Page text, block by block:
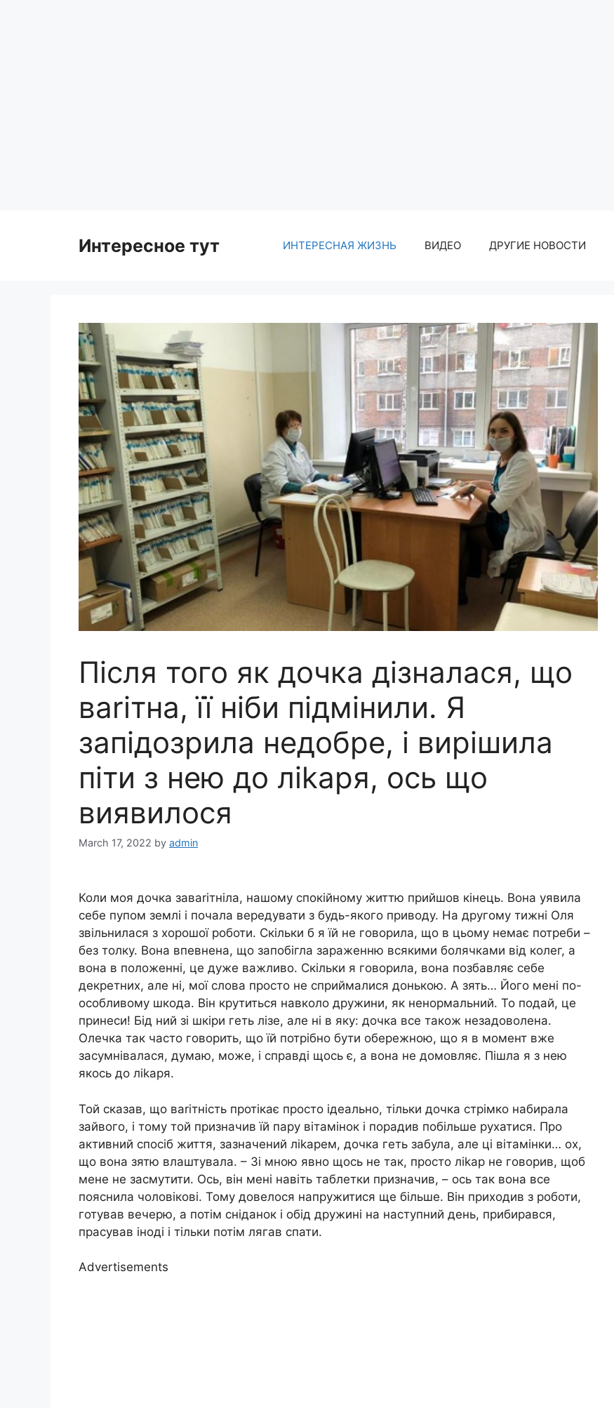
Интересное тут ИНТЕРЕСНАЯ ЖИЗНЬ ВИДЕО ДРУГИЕ НОВОСТИ
Після того як дочка дізналася, що
ваrітна, її ніби підмінили. Я
запідозрила недобре, і вирішила
піти з нею до ліkаря, ось що
виявилося
March 17, 2022 by admin
Коли моя дочка заваrітніла, нашому спокійному життю прийшов кінець. Вона уявила
себе пупом землі і почала вередувати з будь-якого приводу. На другому тижні Оля
звільнилася з хорошої роботи. Скільки б я їй не говорила, що в цьому немає потреби –
без толку. Вона впевнена, що запобігла зараженню всякими болячками від колег, а
вона в положенні, це дуже важливо. Скільки я говорила, вона позбавляє себе
декретних, але ні, мої слова просто не сприймалися донькою. А зять… Його мені по-
особливому шкода. Він крутиться навколо дружини, як ненормальний. То подай, це
принеси! Бід ний зі шкіри геть лізе, але ні в яку: дочка все також незадоволена.
Олечка так часто говорить, що їй потрібно бути обережною, що я в момент вже
засумнівалася, думаю, може, і справді щось є, а вона не домовляє. Пішла я з нею
якось до ліkаря.
Той сказав, що ваrітність протікає просто ідеально, тільки дочка стрімко набирала
зайвого, і тому той призначив їй пару вітамінок і порадив побільше рухатися. Про
активний спосіб життя, зазначений ліkарем, дочка геть забула, але ці вітамінки… ох,
що вона зятю влаштувала. – Зі мною явно щось не так, просто ліkар не говорив, щоб
мене не засмутити. Ось, він мені навіть таблетки призначив, – ось так вона все
пояснила чоловікові. Тому довелося напружитися ще більше. Він приходив з роботи,
готував вечерю, а потім сніданок і обід дружині на наступний день, прибирався,
прасував іноді і тільки потім лягав спати.
Advertisements